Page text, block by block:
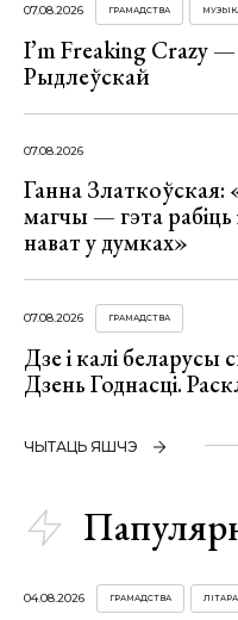
07.08.2026 ГРАМАДСТВА
I’m Freaking Crazy —
Рыдлеўскай
07.08.2026
Ганна Златкоўская:
магчы — гэта рабіць
нават у думках»
07.08.2026 ГРАМАДСТВА
Дзе і калі беларусы
Дзень Годнасці.
ЧЫТАЦЬ ЯШЧЭ
04.08.2026 ГРАМАДСТВА